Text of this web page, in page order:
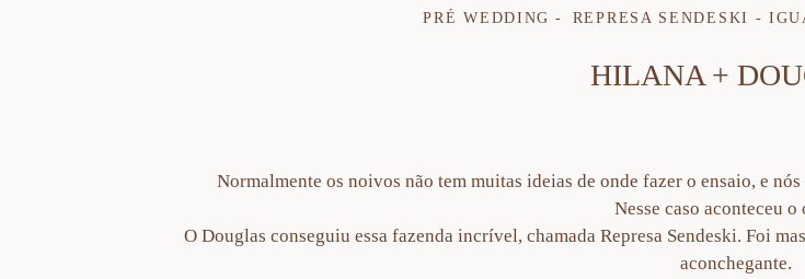
PRÉ WEDDING REPRESA SENDESKI -
HILANA +
Normalmente os noivos não tem muitas ideias de onde fazer o ensaio, e
Nesse caso aconteceu o
O Douglas conseguiu essa fazenda incrível, chamada Represa Sendeski. Foi
aconchegante.